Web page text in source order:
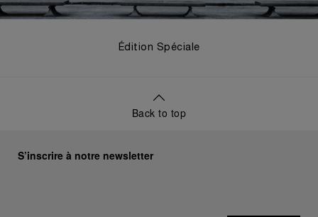
Édition Spéciale
Back to top
S’inscrire à notre newsletter